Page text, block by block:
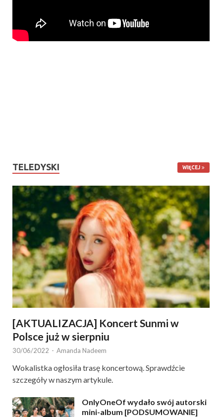
TELEDYSKI WIĘCEJ
[AKTUALIZACJA] Koncert Sunmi w
Polsce już w sierpniu
30/06/2022 - Amanda Nadeem
Wokalistka ogłosiła trasę koncertową. Sprawdźcie
szczegóły w naszym artykule.
OnlyOneOf wydało swój autorski
mini-album [PODSUMOWANIE]